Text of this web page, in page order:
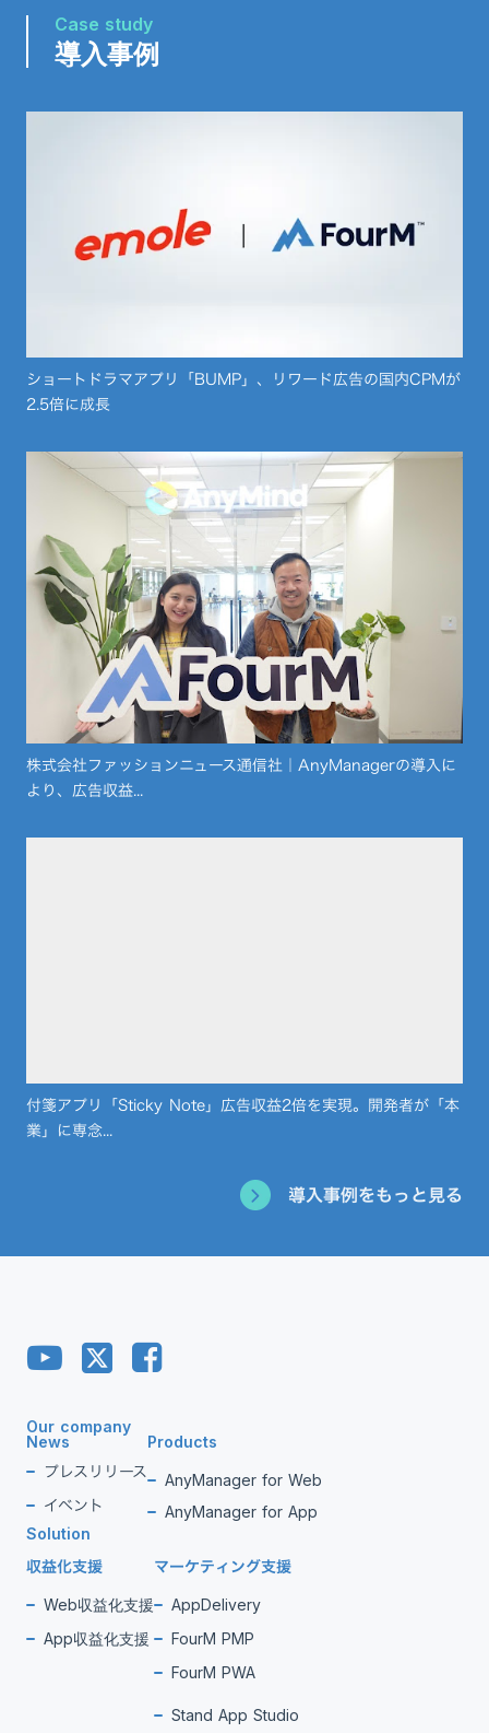
Case study
導入事例
ショートドラマアプリ「BUMP」、リワード広告の国内CPMが
2.5倍に成長
株式会社ファッションニュース通信社｜AnyManagerの導入に
より、広告収益...
付箋アプリ「Sticky Note」広告収益2倍を実現。開発者が「本
業」に専念...
導入事例をもっと見る
Our company
News
プレスリリース
イベント
Products
AnyManager for Web
AnyManager for App
Solution
収益化支援
Web収益化支援
App収益化支援
マーケティング支援
AppDelivery
FourM PMP
FourM PWA
Stand App Studio